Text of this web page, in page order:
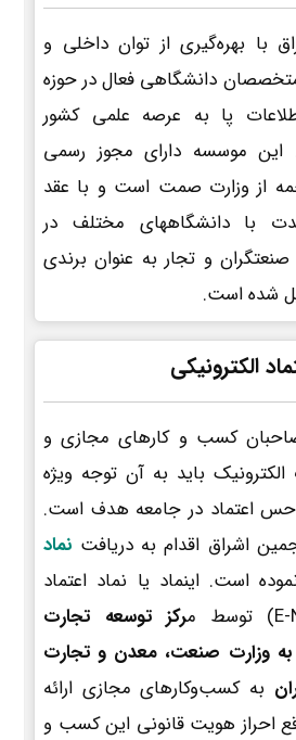
با بهره‌گیری از توان داخلی و
دانشگاهی فعال در حوزه
پا به عرصه علمی کشور
این موسسه دارای مجوز رسمی
از وزارت صمت است و با عقد
با دانشگاههای مختلف در
و تجار به عنوان برندی
شده است.
الکترونیکی
کسب و کارهای مجازی و
باید به آن توجه ویژه
حس اعتماد در جامعه هدف است.
اشراق اقدام به دریافت نماد
است. اینماد یا نماد اعتماد
رکز توسعه تجارت
به وزارت صنعت، معدن و تجارت
به کسب‌وکارهای مجازی ارائه
احراز هویت قانونی این کسب و